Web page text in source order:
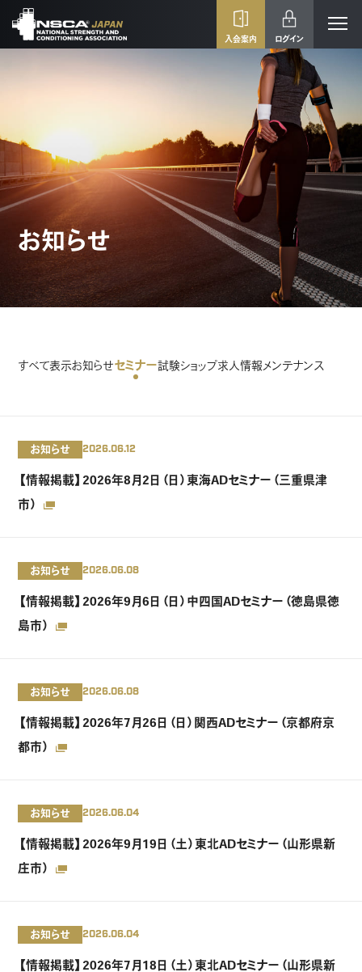
入会案内 ログイン
お知らせ
すべて表示お知らせセミナー試験ショップ求人情報 メンテナンス
お知らせ 2026.06.12
【情報掲載】2026年8月2日（日）東海ADセミナー（三重県津
市）
お知らせ 2026.06.08
【情報掲載】2026年9月6日（日）中四国ADセミナー（徳島県徳
島市）
お知らせ 2026.06.08
【情報掲載】2026年7月26日（日）関西ADセミナー（京都府京
都市）
お知らせ 2026.06.04
【情報掲載】2026年9月19日（土）東北ADセミナー（山形県新
庄市）
お知らせ 2026.06.04
【情報掲載】2026年7月18日（土）東北ADセミナー（山形県新